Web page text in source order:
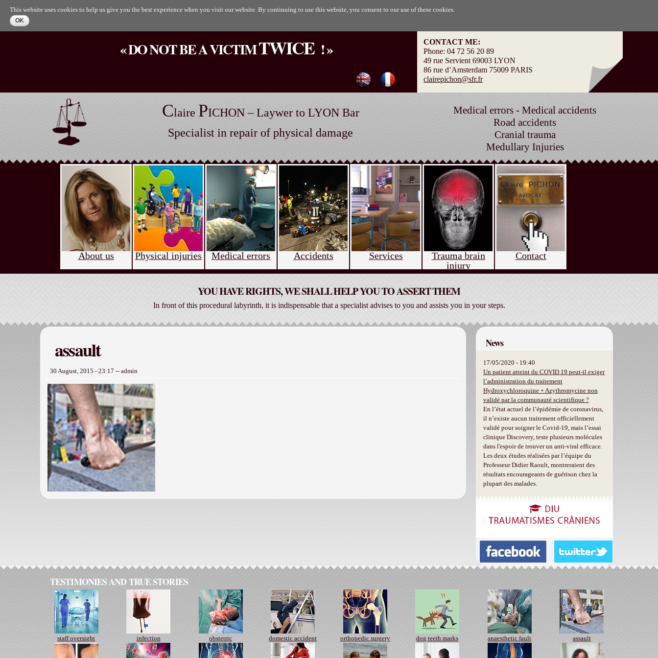
This website uses cookies to help us give you the best experience when you visit our website. By continuing to use this website, you consent to our use of these cookies.
« DO NOT BE A VICTIMTWICE! »
CONTACT ME:
Phone: 04 72 56 20 89
49 rue Servient 69003 LYON
86 rue d’Amsterdam 75009 PARIS
clairepichon@sfr.fr
Claire PICHON – Laywer to LYON Bar
Specialist in repair of physical damage
Medical errors - Medical accidents
Road accidents
Cranial trauma
Medullary Injuries
About us Physical injuries Medical errors Accidents Services
Trauma brain
injury
Contact
YOU HAVE RIGHTS, WE SHALL HELP YOU TO ASSERT THEM
In front of this procedural labyrinth, it is indispensable that a specialist advises to you and assists you in your steps.
assault
30 August, 2015 - 23:17 -- admin
News
17/05/2020 - 19:40
Un patient atteint du COVID 19 peut-il exiger
l’administration du traitement
Hydroxychloroquine + Azythromycine non
validé par la communauté scientifique ?
En l’état actuel de l’épidémie de coronavirus,
il n’existe aucun traitement officiellement
validé pour soigner le Covid-19, mais l’essai
clinique Discovery, teste plusieurs molécules
dans l'espoir de trouver un anti-viral efficace.
Les deux études réalisées par l’équipe du
Professeur Didier Raoult, montreraient des
résultats encourageants de guérison chez la
plupart des malades.
TESTIMONIES AND TRUE STORIES
staff oversight infection obstetric domestic accident orthopedic surgery dog teeth marks anaesthetic fault assault